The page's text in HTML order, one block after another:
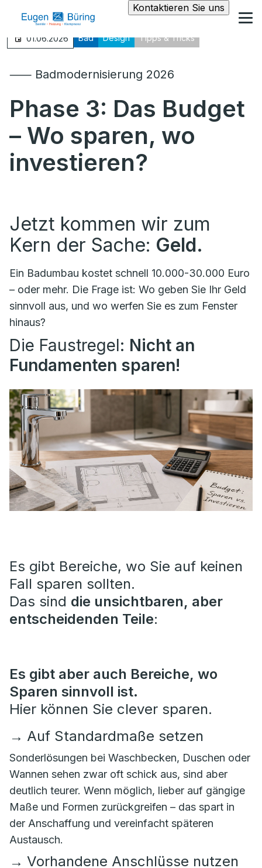
Kontaktieren Sie uns
01.06.2026 Bad Design Tipps & Tricks
⸺ Badmodernisierung 2026
Phase 3: Das Budget
– Wo sparen, wo
investieren?
Jetzt kommen wir zum
Kern der Sache: Geld.
Ein Badumbau kostet schnell 10.000-30.000 Euro
– oder mehr. Die Frage ist: Wo geben Sie Ihr Geld
sinnvoll aus, und wo werfen Sie es zum Fenster
hinaus?
Die Faustregel: Nicht an
Fundamenten sparen!
Es gibt Bereiche, wo Sie auf keinen
Fall sparen sollten.
Das sind die unsichtbaren, aber
entscheidenden Teile:
Es gibt aber auch Bereiche, wo
Sparen sinnvoll ist.
Hier können Sie clever sparen.
→ Auf Standardmaße setzen
Sonderlösungen bei Waschbecken, Duschen oder
Wannen sehen zwar oft schick aus, sind aber
deutlich teurer. Wenn möglich, lieber auf gängige
Maße und Formen zurückgreifen – das spart in
der Anschaffung und vereinfacht späteren
Austausch.
→ Vorhandene Anschlüsse nutzen